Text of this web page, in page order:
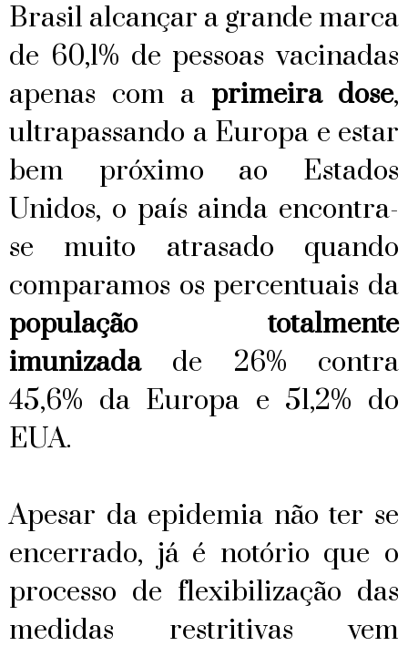
Brasil alcançar a grande marca
de 60,1% de pessoas vacinadas
apenas com a primeira dose,
ultrapassando a Europa e estar
bem próximo ao Estados
Unidos, o país ainda encontra-
se muito atrasado quando
comparamos os percentuais da
população totalmente
imunizadade 26% contra
45,6% da Europa e 51,2% do
EUA.
Apesar da epidemia não ter se
encerrado, já é notório que o
processo de flexibilização das
medidas restritivas vem